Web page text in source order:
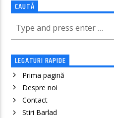
CAUTĂ
LEGATURI RAPIDE
Prima pagină
Despre noi
Contact
Stiri Barlad